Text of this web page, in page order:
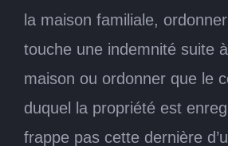
la maison familiale,
touche une indemnité suite
maison ou ordonner que le
duquel la propriété est
frappe pas cette dernière